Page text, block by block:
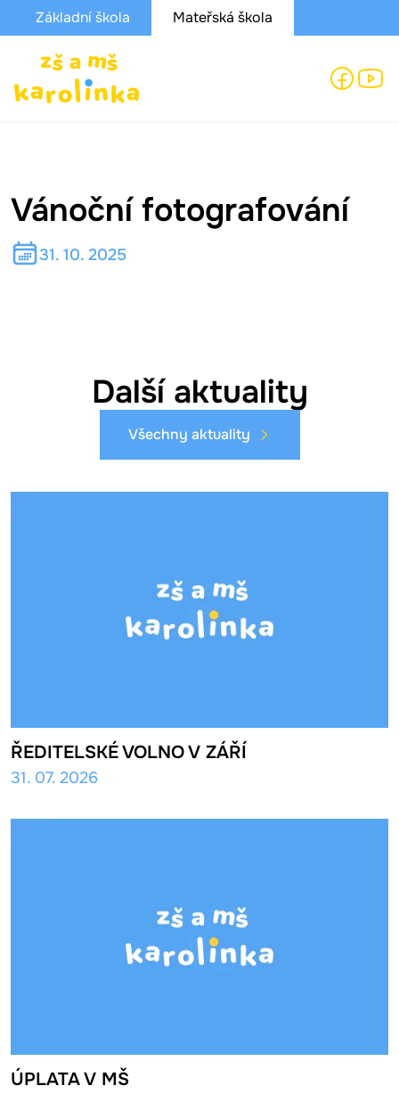
Základní škola Mateřská škola
Vánoční fotografování
31. 10. 2025
Další aktuality
Všechny aktuality
ŘEDITELSKÉ VOLNO V ZÁŘÍ
31. 07. 2026
ÚPLATA V MŠ